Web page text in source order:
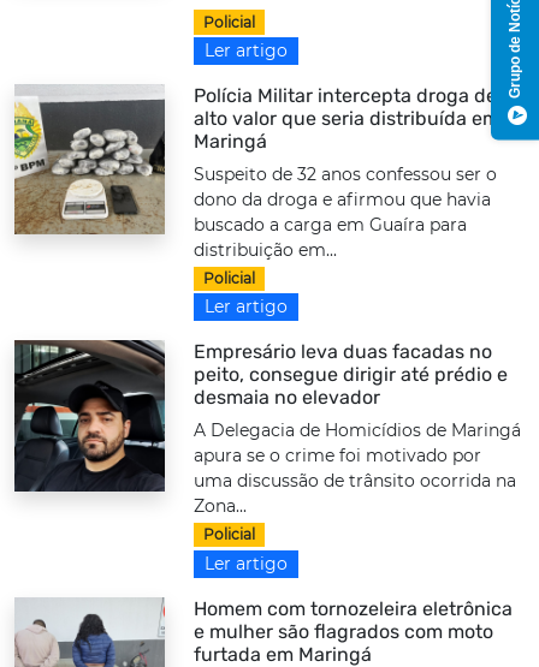
Policial
Ler artigo
Polícia Militar intercepta droga de
alto valor que seria distribuída em
Maringá
Suspeito de 32 anos confessou ser o
dono da droga e afirmou que havia
buscado a carga em Guaíra para
distribuição em...
Policial
Ler artigo
Empresário leva duas facadas no
peito, consegue dirigir até prédio e
desmaia no elevador
A Delegacia de Homicídios de Maringá
apura se o crime foi motivado por
uma discussão de trânsito ocorrida na
Zona...
Policial
Ler artigo
Homem com tornozeleira eletrônica
e mulher são flagrados com moto
furtada em Maringá
Grupo de Notícias